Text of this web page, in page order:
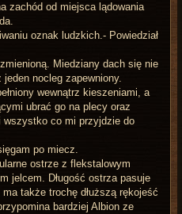
zachód od miejsca lądowania
oznak ludzkich.- Powiedział
Miedziany dach się nie
nocleg zapewniony.
wewnątrz kieszeniami, a
ubrać go na plecy oraz
wszystko co mi przyjdzie do
po miecz.
ostrze z flekstalowym
jelcem. Długość ostrza pasuje
także trochę dłuższą rękojeść
bardziej Albion ze